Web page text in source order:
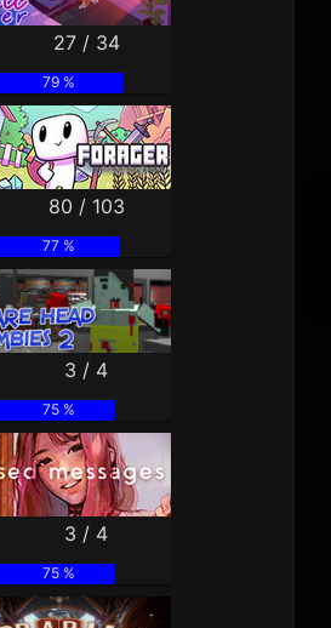
27 / 34
79 %
80 / 103
77 %
3 / 4
75 %
3 / 4
75 %